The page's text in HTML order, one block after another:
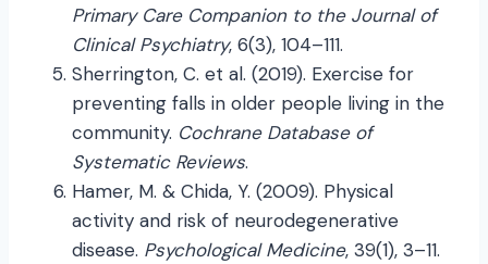
Primary Care Companion to the Journal of
Clinical Psychiatry, 6(3), 104–111.
Sherrington, C. et al. (2019). Exercise for
preventing falls in older people living in the
community. Cochrane Database of
Systematic Reviews.
Hamer, M. & Chida, Y. (2009). Physical
activity and risk of neurodegenerative
disease. Psychological Medicine, 39(1), 3–11.